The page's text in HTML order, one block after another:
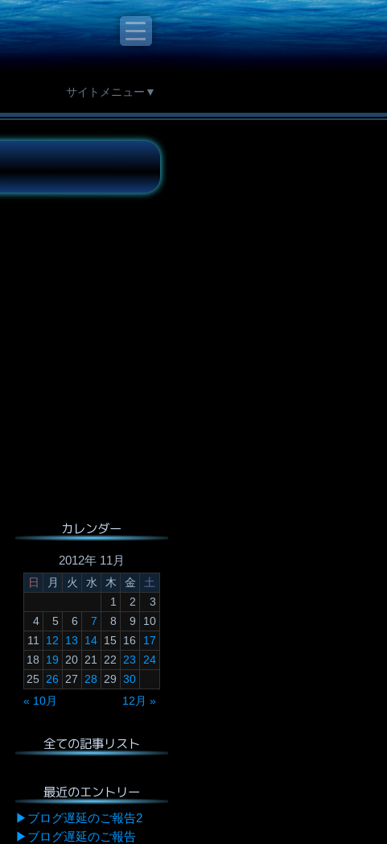
サイトメニュー▼
カレンダー
2012年 11月
日 月 火 水 木 金 土
« 10月 12月 »
1 2
3
4
5 6 7 8 9
10
11
12 13 14 15 16
17
18
19 20 21 22 23
24
25 26 27 28 29 30
全ての記事リスト
最近のエントリー
ブログ遅延のご報告2
ブログ遅延のご報告